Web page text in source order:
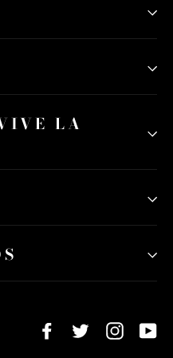
LA
FacebookTwitter